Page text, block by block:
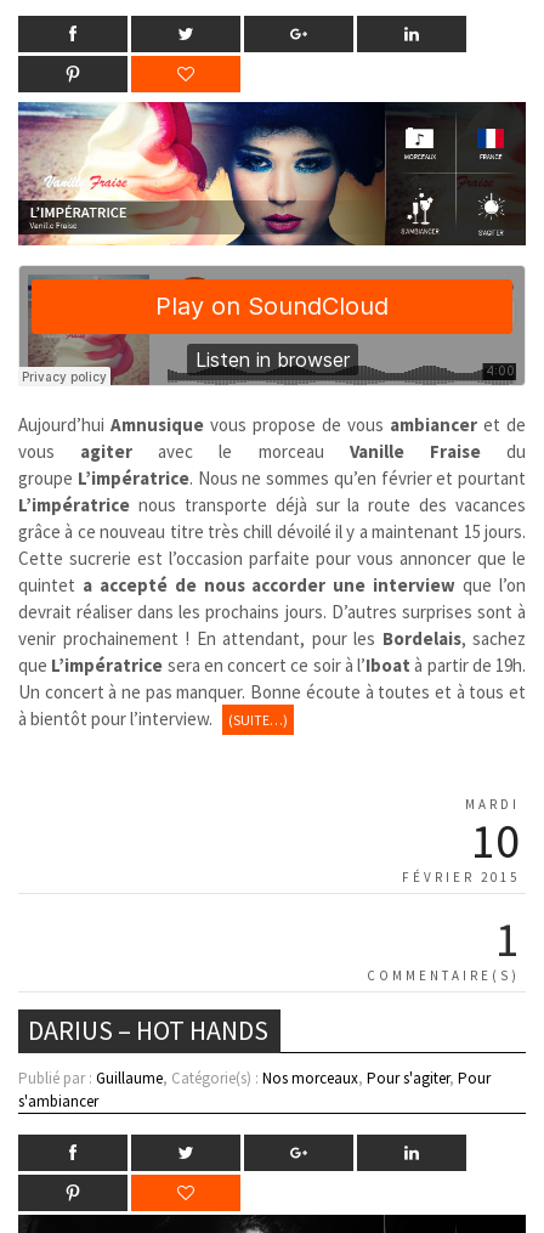
Aujourd’hui Amnusique vous propose de vous ambiancer et de
vous agiter avec le morceau Vanille Fraisedu
groupe L’impératrice. Nous ne sommes qu’en février et pourtant
L’impératrice nous transporte déjà sur la route des vacances
grâce à ce nouveau titre très chill dévoilé il y a maintenant 15 jours.
Cette sucrerie est l’occasion parfaite pour vous annoncer que le
quintet a accepté de nous accorder une interview que l’on
devrait réaliser dans les prochains jours. D’autres surprises sont à
venir prochainement ! En attendant, pour les Bordelais, sachez
que L’impératrice sera en concert ce soir à l’Iboat à partir de 19h.
Un concert à ne pas manquer. Bonne écoute à toutes et à tous et
à bientôt pour l’interview.
(SUITE…)
MARDI
10
FÉVRIER 2015
1
COMMENTAIRE(S)
DARIUS – HOT HANDS
Publié par : Guillaume, Catégorie(s) : Nos morceaux, Pour s'agiter, Pour
s'ambiancer